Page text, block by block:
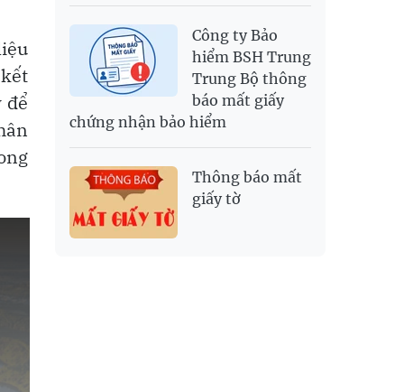
để
Công ty Bảo
hiểm BSH Trung
Trung Bộ thông
báo mất giấy
chứng nhận bảo hiểm
Thông báo mất
giấy tờ